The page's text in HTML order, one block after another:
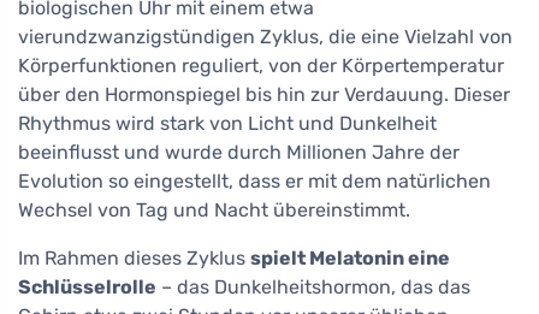
biologischen Uhr mit einem etwa
vierundzwanzigstündigen Zyklus, die eine Vielzahl von
Körperfunktionen reguliert, von der Körpertemperatur
über den Hormonspiegel bis hin zur Verdauung. Dieser
Rhythmus wird stark von Licht und Dunkelheit
beeinflusst und wurde durch Millionen Jahre der
Evolution so eingestellt, dass er mit dem natürlichen
Wechsel von Tag und Nacht übereinstimmt.
Im Rahmen dieses Zyklus spielt Melatonin eine
Schlüsselrolle – das Dunkelheitshormon, das das